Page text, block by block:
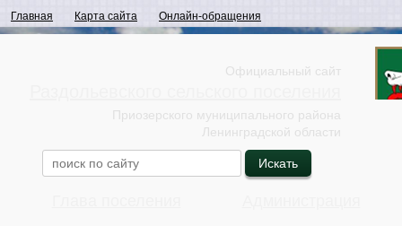
Главная Карта сайта Онлайн-обращения
Официальный сайт
Приозерского муниципального района
Ленинградской области